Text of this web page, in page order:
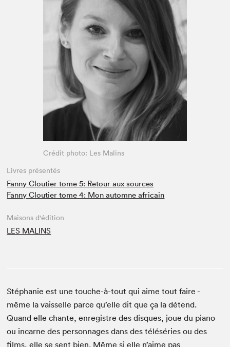
Espace médias
Crédit photo: Les Malins
Livres présentés
Fanny Cloutier tome 5: Retour aux sources
Fanny Cloutier tome 4: Mon automne africain
Maisons d'édition
LES MALINS
Stéphanie est une touche-à-tout qui aime tout faire -
même la vaisselle parce qu’elle dit que ça la détend.
Quand elle chante, enregistre des disques, joue du piano
ou incarne des personnages dans des téléséries ou des
films, elle se sent bien. Même si elle n’aime pas